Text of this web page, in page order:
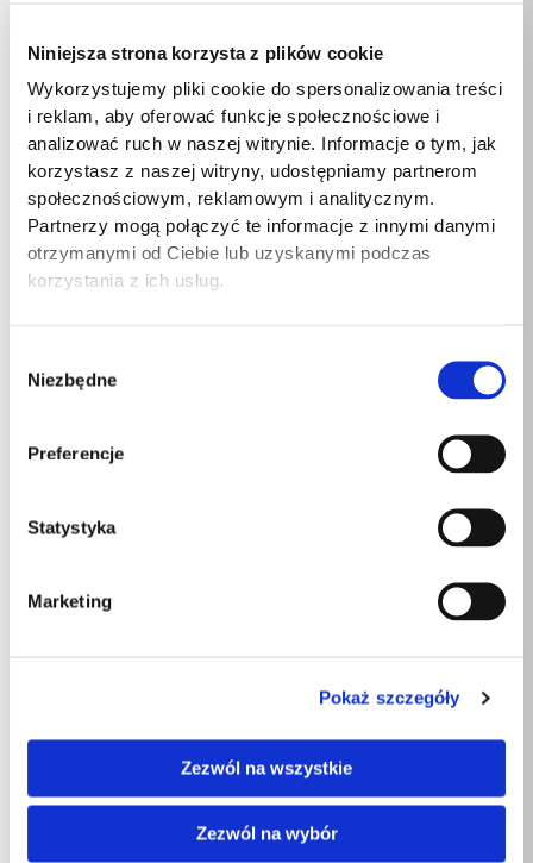
Niniejsza strona korzysta z plików cookie
Wykorzystujemy pliki cookie do spersonalizowania treści
i reklam, aby oferować funkcje społecznościowe i
analizować ruch w naszej witrynie. Informacje o tym, jak
korzystasz z naszej witryny, udostępniamy partnerom
społecznościowym, reklamowym i analitycznym.
Partnerzy mogą połączyć te informacje z innymi danymi
otrzymanymi od Ciebie lub uzyskanymi podczas
korzystania z ich usług.
zgody
Niezbędne
Preferencje
Statystyka
Marketing
Pokaż szczegóły
Zezwól na wszystkie
Zezwól na wybór
Wysokość opakowania 380 mm
Szerokość opakowania 400 mm
Głębokość opakowania 600 mm
Ilość 1
Pianka termoelastyczna
Szerokość